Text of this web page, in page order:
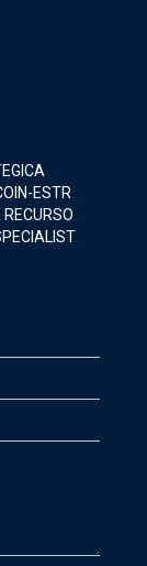
DE SEGURIDAD
HUMANOS
ECONÓMICA